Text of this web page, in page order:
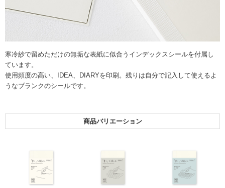
寒冷紗で留めただけの無垢な表紙に似合うインデックスシールを付属し
ています。
使用頻度の高い、IDEA、DIARYを印刷。残りは自分で記入して使えるよ
うなブランクのシールです。
商品バリエーション